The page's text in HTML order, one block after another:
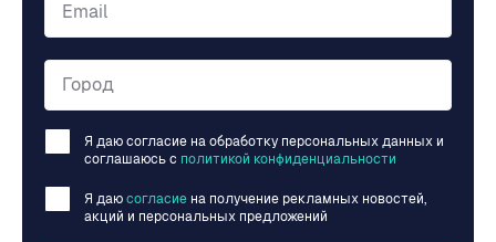
Email
Город
Я даю согласие на обработку персональных данных и
соглашаюсь c политикой конфиденциальности
Я даю согласие на получение рекламных новостей,
акций и персональных предложений